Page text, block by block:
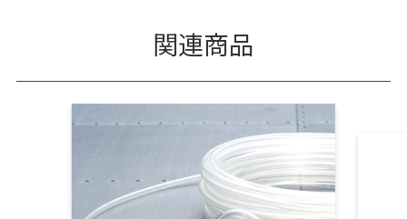
関連商品